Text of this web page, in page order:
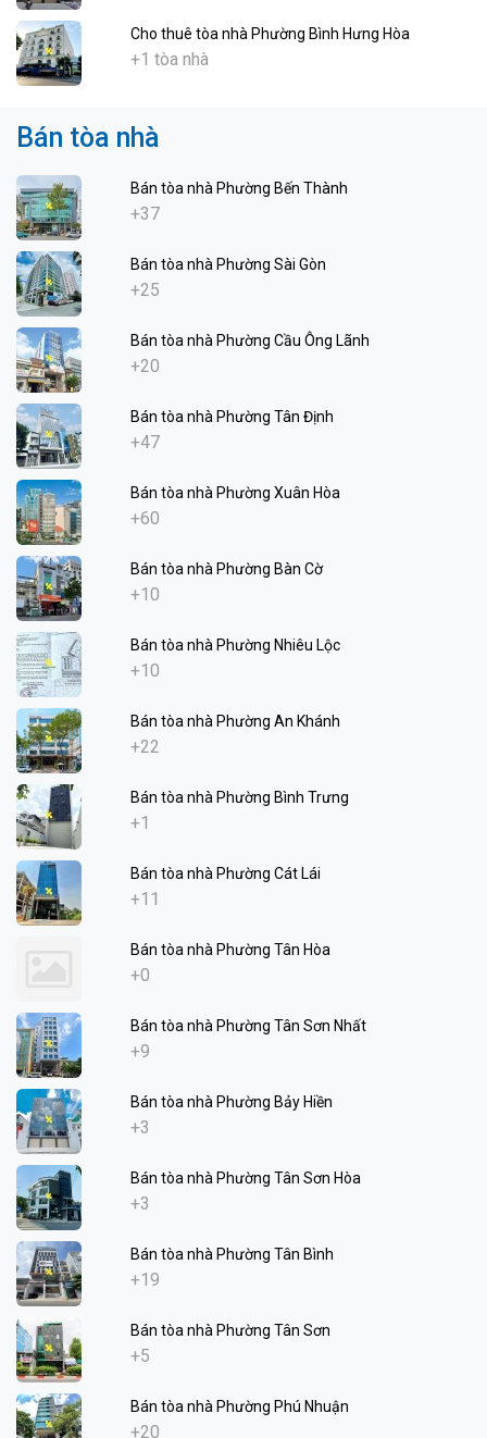
Cho thuê tòa nhà Phường Bình Hưng Hòa
+1 tòa nhà
Bán tòa nhà
Bán tòa nhà Phường Bến Thành
+37
Bán tòa nhà Phường Sài Gòn
+25
Bán tòa nhà Phường Cầu Ông Lãnh
+20
Bán tòa nhà Phường Tân Định
+47
Bán tòa nhà Phường Xuân Hòa
+60
Bán tòa nhà Phường Bàn Cờ
+10
Bán tòa nhà Phường Nhiêu Lộc
+10
Bán tòa nhà Phường An Khánh
+22
Bán tòa nhà Phường Bình Trưng
+1
Bán tòa nhà Phường Cát Lái
+11
Bán tòa nhà Phường Tân Hòa
+0
Bán tòa nhà Phường Tân Sơn Nhất
+9
Bán tòa nhà Phường Bảy Hiền
+3
Bán tòa nhà Phường Tân Sơn Hòa
+3
Bán tòa nhà Phường Tân Bình
+19
Bán tòa nhà Phường Tân Sơn
+5
Bán tòa nhà Phường Phú Nhuận
+20